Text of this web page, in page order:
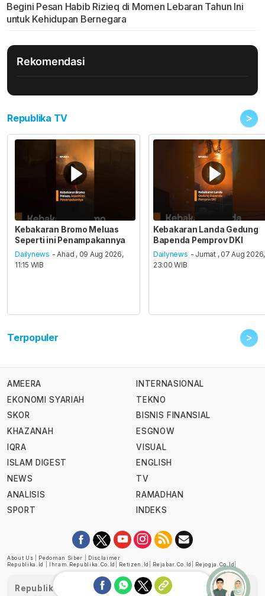
Begini Pesan Habib Rizieq di Momen Lebaran Tahun Ini
untuk Kehidupan Bernegara
Rekomendasi
Republika TV >
Kebakaran Bromo Meluas
Seperti ini Penampakannya
Dailynews - Ahad , 09 Aug 2026,
11:15 WIB
Kebakaran Landa Gedung
Bapenda Pemprov DKI
Dailynews - Jumat , 07 Aug 2026,
23:00 WIB
Terpopuler >
AMEERA
EKONOMI SYARIAH
SKOR
KHAZANAH
IQRA
ISLAM DIGEST
NEWS
ANALISIS
SPORT
INTERNASIONAL
TEKNO
BISNIS FINANSIAL
ESGNOW
VISUAL
ENGLISH
TV
RAMADHAN
INDEKS
About Us Pedoman Siber
Disclaimer
Republika.id
Ihram.republika.co.id Retizen.id Rejabar.co.id Rejogja.co.id
Republika telah diverifikasi oleh Dewan Pers